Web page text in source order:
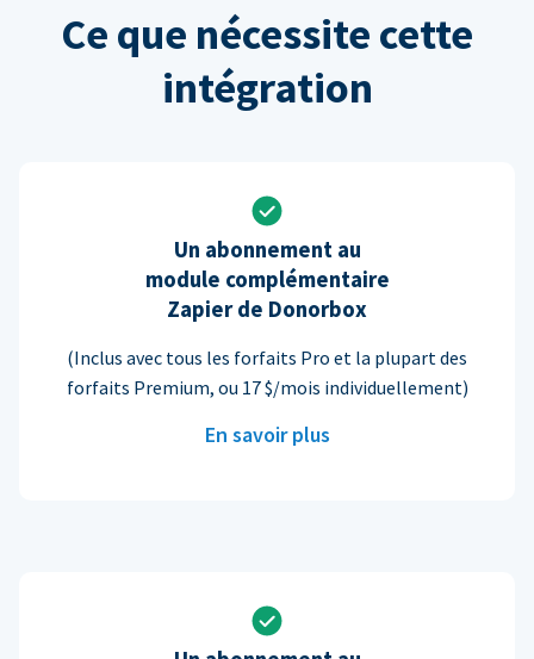
Ce que nécessite cette
intégration
Un abonnement au
module complémentaire
Zapier de Donorbox
(Inclus avec tous les forfaits Pro et la plupart des
forfaits Premium, ou 17 $/mois individuellement)
En savoir plus